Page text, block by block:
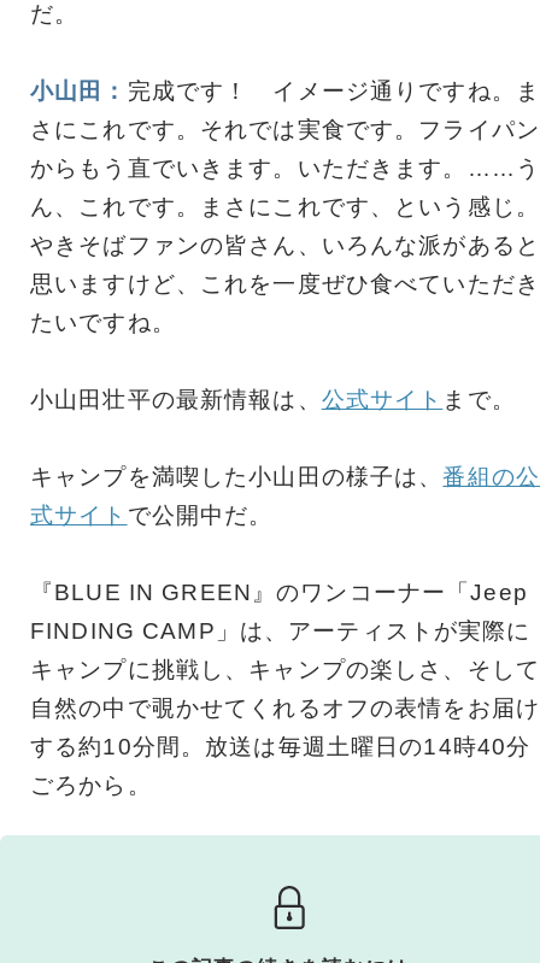
だ。
小山田： 完成です！ イメージ通りですね。ま
さにこれです。それでは実食です。フライパン
からもう直でいきます。いただきます。……う
ん、これです。まさにこれです、という感じ。
やきそばファンの皆さん、いろんな派があると
思いますけど、これを一度ぜひ食べていただき
たいですね。
小山田壮平の最新情報は、 公式サイト まで。
キャンプを満喫した小山田の様子は、番組の公
式サイト で公開中だ。
『BLUE IN GREEN』のワンコーナー「Jeep
FINDING CAMP」は、アーティストが実際に
キャンプに挑戦し、キャンプの楽しさ、そして
自然の中で覗かせてくれるオフの表情をお届け
する約10分間。放送は毎週土曜日の14時40分
ごろから。